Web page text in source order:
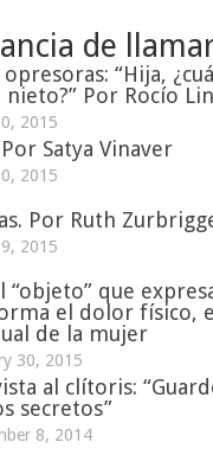
de
opresoras: “Hija,
nieto?” Por Rocío
2015
Por Satya Vinaver
2015
Por Ruth
2015
“objeto” que
el dolor físico,
de la mujer
30, 2015
al clítoris:
secretos”
8, 2014